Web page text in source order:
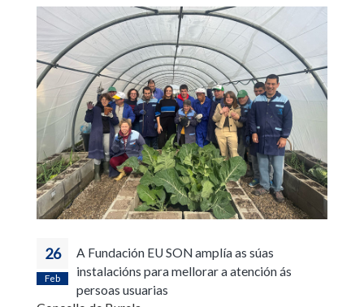
26
Feb
A Fundación EU SON amplía as súas
instalacións para mellorar a atención ás
persoas usuarias